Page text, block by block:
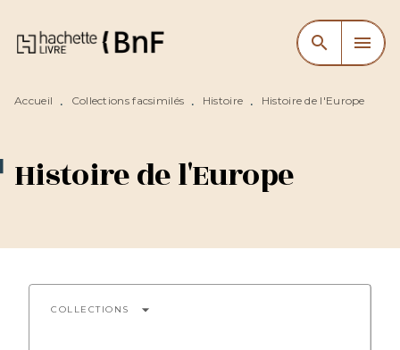
MENU RECHERCHE
CONTENU
search menu
Accueil • Collections facsimilés • Histoire • Histoire de l'Europe
Histoire de l'Europe
COLLECTIONS arrow_drop_down